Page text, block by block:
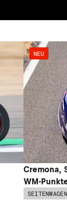
NEU
Cremona,
WM-
SEITENWAGEN